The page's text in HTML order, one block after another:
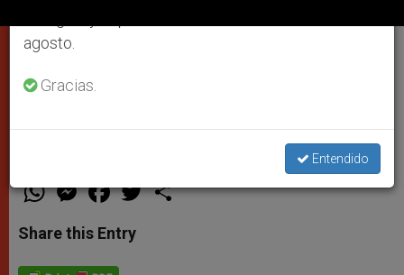
El padre Lombardi aclara la naturaleza
polémicas interpretaciones de algunos
PAPAS
W
t
s
p
M
e
s
e
g
F
a
e
b
o
T
w
S
Share this Entry
agosto.
Gracias.
Entendido